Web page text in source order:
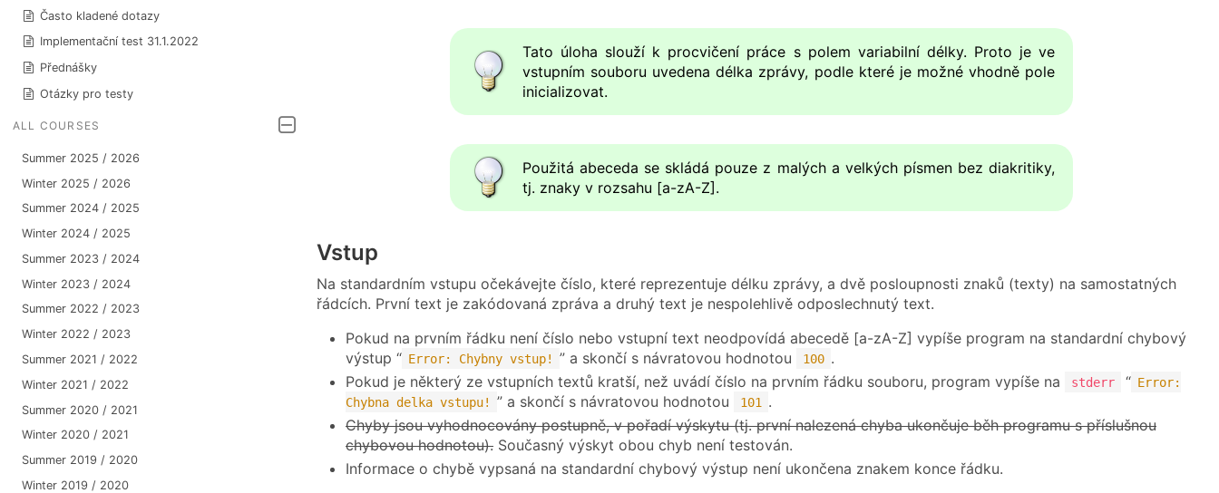
Často kladené dotazy
Implementační test 31.1.2022
Přednášky
Otázky pro testy
ALL COURSES
Summer 2025 / 2026
Winter 2025 / 2026
Summer 2024 / 2025
Winter 2024 / 2025
Summer 2023 / 2024
Winter 2023 / 2024
Summer 2022 / 2023
Winter 2022 / 2023
Summer 2021 / 2022
Winter 2021 / 2022
Summer 2020 / 2021
Winter 2020 / 2021
Summer 2019 / 2020
Winter 2019 / 2020
Tato úloha slouží k procvičení práce s polem variabilní délky. Proto je ve
vstupním souboru uvedena délka zprávy, podle které je možné vhodně pole
inicializovat.
Použitá abeceda se skládá pouze z malých a velkých písmen bez diakritiky,
tj. znaky v rozsahu [a-zA-Z].
Vstup
Na standardním vstupu očekávejte číslo, které reprezentuje délku zprávy, a dvě posloupnosti znaků (texty) na samostatných
řádcích. První text je zakódovaná zpráva a druhý text je nespolehlivě odposlechnutý text.
Pokud na prvním řádku není číslo nebo vstupní text neodpovídá abecedě [a-zA-Z] vypíše program na standardní chybový
výstup “ Error: Chybny vstup! ” a skončí s návratovou hodnotou 100 .
Pokud je některý ze vstupních textů kratší, než uvádí číslo na prvním řádku souboru, program vypíše na
stderr “ Error:
Chybna delka vstupu!
” a skončí s návratovou hodnotou 101
.
Chyby jsou vyhodnocovány postupně, v pořadí výskytu (tj. první nalezená chyba ukončuje běh programu s příslušnou
chybovou hodnotou). Současný výskyt obou chyb není testován.
Informace o chybě vypsaná na standardní chybový výstup není ukončena znakem konce řádku.